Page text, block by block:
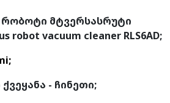
მტვერსასრუტი
robot vacuum cleaner RLS6AD;
- ჩინეთი;